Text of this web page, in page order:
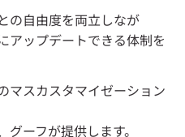
の自由度を両立しなが
アップデートできる体制を
マスカスタマイゼーション
ーフが提供します。